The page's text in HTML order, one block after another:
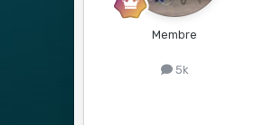
Membre
5k